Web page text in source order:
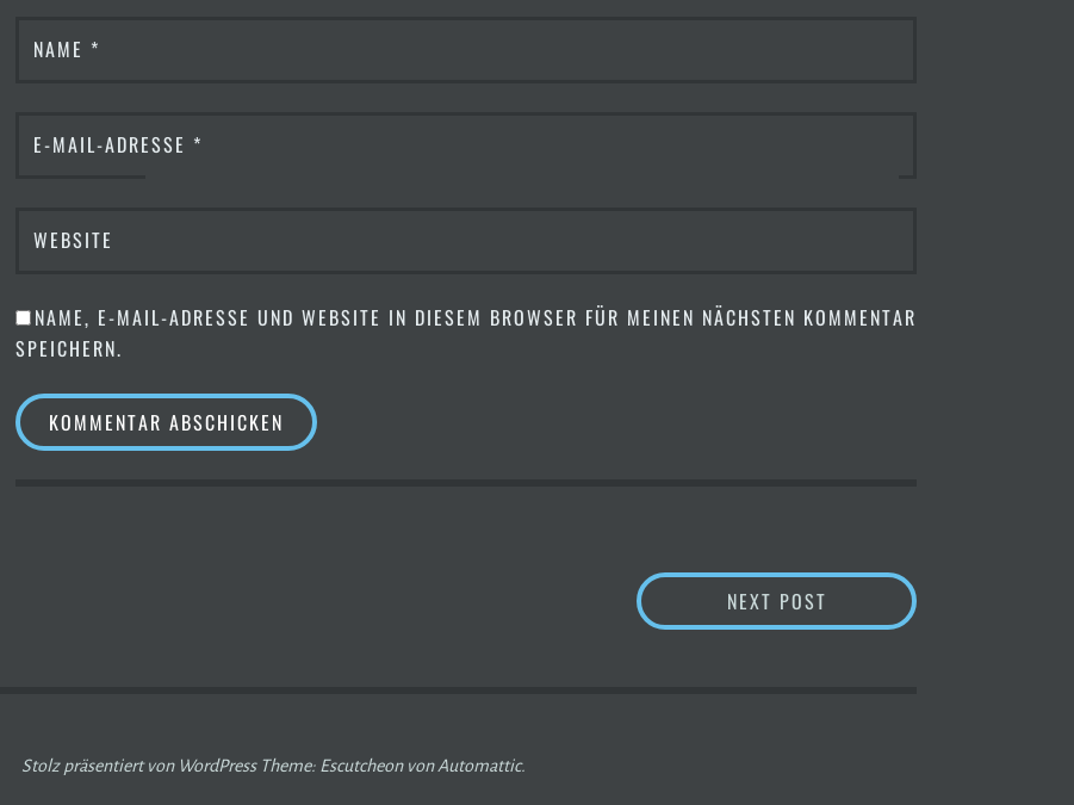
NAME *
E-MAIL-ADRESSE *
WEBSITE
NAME, E-MAIL-ADRESSE UND WEBSITE IN DIESEM BROWSER FÜR MEINEN NÄCHSTEN KOMMENTAR
SPEICHERN.
NEXT POST BERGBERICHT – SO
Stolz präsentiert von WordPress Theme: Escutcheon vonAutomattic.